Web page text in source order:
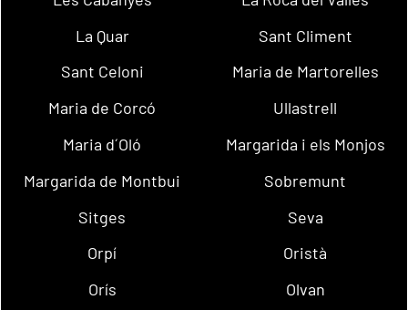
La Quar
Sant Climent
Sant Celoni
Maria de Martorelles
Maria de Corcó
Ullastrell
Maria d´Oló
Margarida i els Monjos
Margarida de Montbui
Sobremunt
Sitges
Seva
Orpí
Oristà
Orís
Olvan